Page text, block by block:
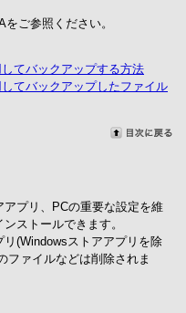
ご参照ください。
てバックアップする方法
てバックアップしたファイル
プリ、PCの重要な設定を維
ストールできます。
(Windowsストアアプリを除
ファイルなどは削除されま